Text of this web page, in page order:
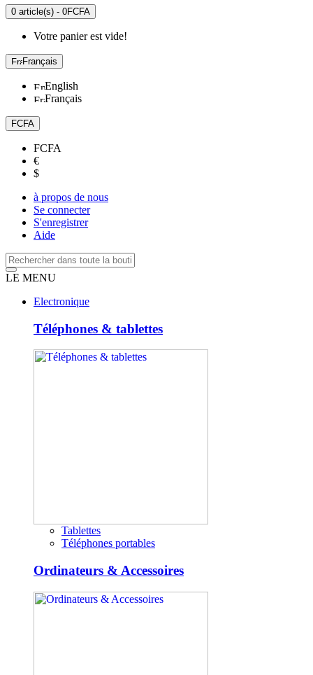
0 article(s) - 0FCFA
Votre panier est vide!
Français
English
Français
FCFA
FCFA
€
$
à propos de nous
Se connecter
S'enregistrer
Aide
LE MENU
Electronique
Téléphones & tablettes
Tablettes
Téléphones portables
Ordinateurs & Accessoires